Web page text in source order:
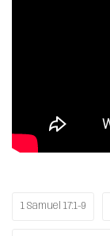
1 Samuel 17:1-9